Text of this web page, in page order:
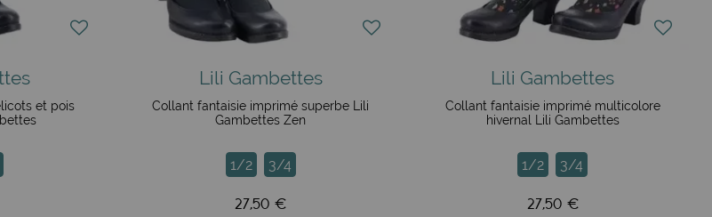
à pois, de collants à motifs, de collants bas ou chaussettes, de collants dessinés ou de collants
: nous privilégions l'humour et l'originalité pour des femmes qui se sentent bien et elles-mêmes,
adorera rencontrer un collant Lili Gambette, tout comme vos robes unies, en jean, ou vos jupes
car ces collants ont une longue durée de vie et s’éloignent de la fast fashion. Finies les collants
assurant une visibilité sans démarcation sur toute la surface (360°).
et pois
Lili Gambettes
Collant fantaisie imprimé superbe Lili
Gambettes Zen
1/2 3/4
27,50 €
Lili Gambettes
Collant fantaisie imprimé multicolore
hivernal Lili Gambettes
1/2 3/4
27,50 €